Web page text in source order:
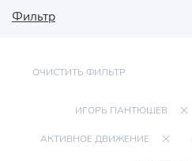
Фильтр
ОЧИСТИТЬ ФИЛЬТР
ИГОРЬ ПАНТЮШЕВ
АКТИВНОЕ ДВИЖЕНИЕ